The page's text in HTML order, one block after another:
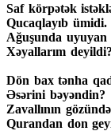
Saf körpətək
Qucaqlayıb ümidi.
Ağuşunda uyuyan
Xəyallarım deyildi?
Dön bax tənha
Əsərini bəyəndin?
Zavallının gözündə
Qurandan don